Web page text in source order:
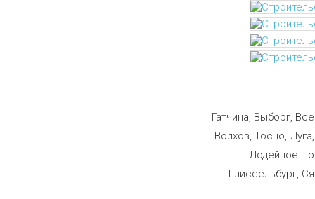
Гатчина, Выборг,
Волхов, Тосно,
Лодейное
Шлиссельбург,